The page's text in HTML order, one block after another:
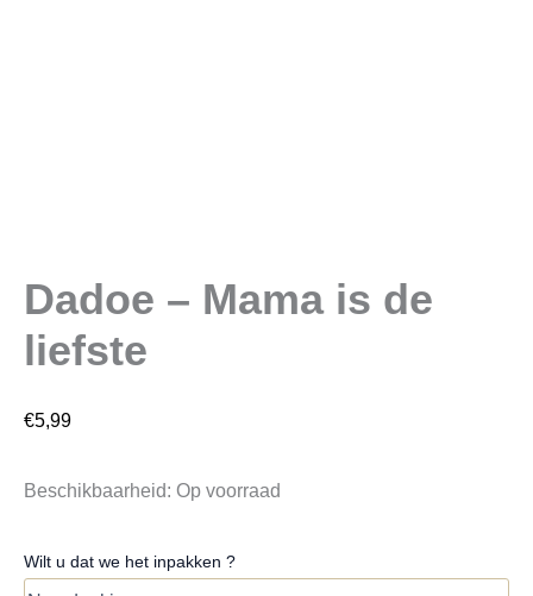
Dadoe – Mama is de
liefste
€5,99
Beschikbaarheid: Op voorraad
Wilt u dat we het inpakken ?